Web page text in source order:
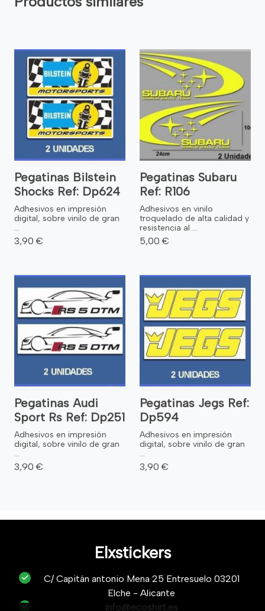
Pegatinas Bilstein
Shocks Ref: Dp624
Adhesivos en impresión
digital, sobre vinilo de gran
...
3,90 €
Pegatinas Subaru
Ref: R106
Adhesivos en vinilo
troquelado de alta calidad y
resistencia al ...
5,00 €
Pegatinas Audi
Sport Rs Ref: Dp251
Adhesivos en impresión
digital, sobre vinilo de gran
...
3,90 €
Pegatinas Jegs Ref:
Dp594
Adhesivos en impresión
digital, sobre vinilo de gran
...
3,90 €
Elxstickers
C/ Capitán antonio Mena 25 Entresuelo 03201
Elche - Alicante
info@ecoshirt.es